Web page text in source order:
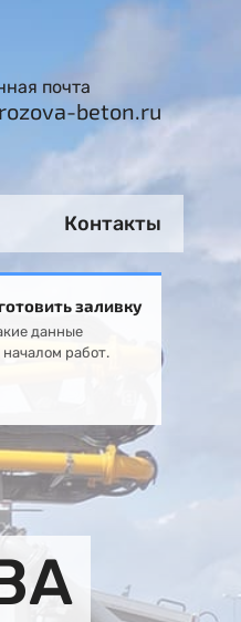
почта
beton.ru
Контакты
заливку
данные
работ.